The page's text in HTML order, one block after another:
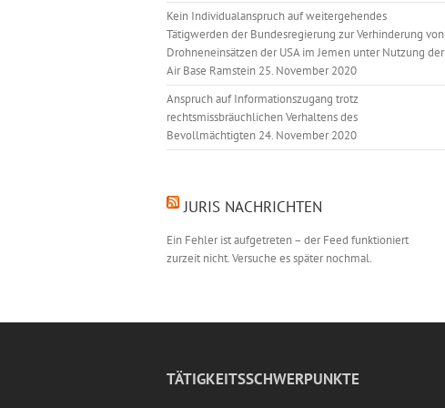
Kein Individualanspruch auf weitergehendes
Tätigwerden der Bundesregierung zur Verhinderung von
Drohneneinsätzen der USA im Jemen unter Nutzung der
Air Base Ramstein 25. November 2020
Anspruch auf Informationszugang trotz
rechtsmissbräuchlichen Verhaltens des
Bevollmächtigten 24. November 2020
JURIS NACHRICHTEN
Ein Fehler ist aufgetreten – der Feed funktioniert
zurzeit nicht. Versuche es später nochmal.
TÄTIGKEITSSCHWERPUNKTE